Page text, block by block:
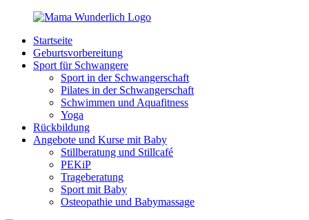
Zurück
Inhalt
MamaWunderlich.de
Mutti
sein
wunderbar!
Startseite
Geburtsvorbereitung
Sport für Schwangere
Sport in der Schwangerschaft
Pilates in der Schwangerschaft
Schwimmen und Aquafitness
Yoga
Rückbildung
Angebote und Kurse mit Baby
Stillberatung und Stillcafé
PEKiP
Trageberatung
Sport mit Baby
Osteopathie und Babymassage